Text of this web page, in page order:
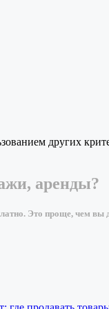
других
аренды?
Это проще, чем вы